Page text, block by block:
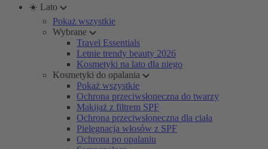
☀️ Lato
Pokaż wszystkie
Wybrane
Travel Essentials
Letnie trendy beauty 2026
Kosmetyki na lato dla niego
Kosmetyki do opalania
Pokaż wszystkie
Ochrona przeciwsłoneczna do twarzy
Makijaż z filtrem SPF
Ochrona przeciwsłoneczna dla ciała
Pielęgnacja włosów z SPF
Ochrona po opalaniu